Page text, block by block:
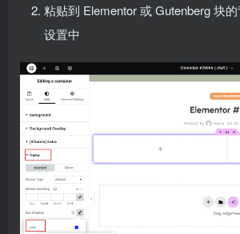
粘贴到 Elementor 或 Gutenberg 块
设置中